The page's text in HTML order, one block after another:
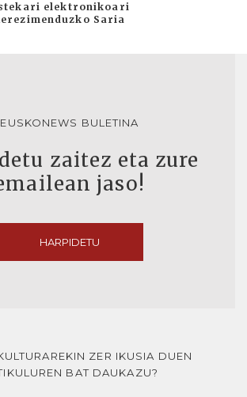
elektronikoari
Saria
EUSKONEWS BULETINA
zaitez eta zure
jaso!
HARPIDETU
ZER IKUSIA DUEN
BAT DAUKAZU?